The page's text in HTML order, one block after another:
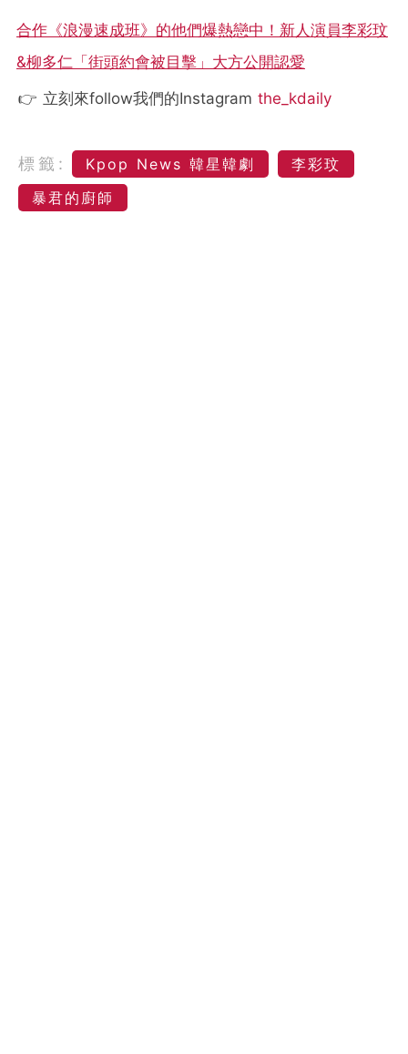
合作《浪漫速成班》的他們爆熱戀中！新人演員李彩玟
&柳多仁「街頭約會被目擊」大方公開認愛
👉 立刻來follow我們的Instagram the_kdaily
標籤: Kpop News 韓星韓劇
李彩玟
暴君的廚師